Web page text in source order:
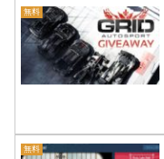
無料
無料